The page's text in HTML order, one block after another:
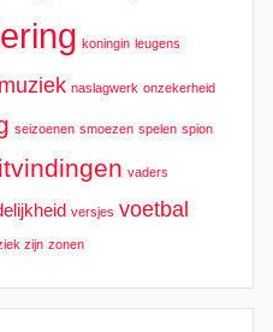
koningin leugens
muziek naslagwerk onzekerheid
seizoenen smoezen spelen spion
vaders
versjes voetbal
zijn zonen